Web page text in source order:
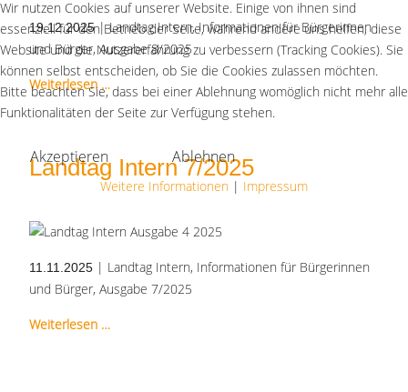
19.12.2025| Landtag Intern, Informationen für Bürgerinnen
und Bürger, Ausgabe 8/2025
Weiterlesen …
Landtag Intern 7/2025
11.11.2025 | Landtag Intern, Informationen für Bürgerinnen
und Bürger, Ausgabe 7/2025
Weiterlesen …
Wir nutzen Cookies auf unserer Website. Einige von ihnen sind
essenziell für den Betrieb der Seite, während andere uns helfen, diese
Website und die Nutzererfahrung zu verbessern (Tracking Cookies). Sie
können selbst entscheiden, ob Sie die Cookies zulassen möchten.
Bitte beachten Sie, dass bei einer Ablehnung womöglich nicht mehr alle
Funktionalitäten der Seite zur Verfügung stehen.
Akzeptieren Ablehnen
Weitere Informationen | Impressum